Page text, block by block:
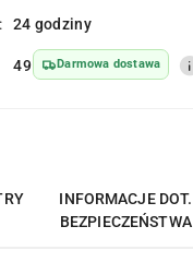
Wyślij
24 godziny
49 Darmowa dostawa
INFORMACJE DOT.
BEZPIECZEŃSTWA